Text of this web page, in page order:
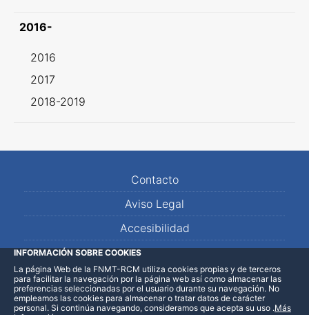
2016-
2016
2017
2018-2019
Contacto
Aviso Legal
Accesibilidad
Mapa Web
INFORMACIÓN SOBRE COOKIES
La página Web de la FNMT-RCM utiliza cookies propias y de terceros
para facilitar la navegación por la página web así como almacenar las
preferencias seleccionadas por el usuario durante su navegación. No
empleamos las cookies para almacenar o tratar datos de carácter
personal. Si continúa navegando, consideramos que acepta su uso .Más